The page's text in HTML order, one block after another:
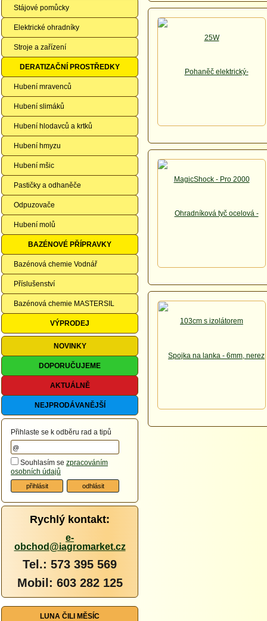
Stájové pomůcky
Elektrické ohradníky
Stroje a zařízení
DERATIZAČNÍ PROSTŘEDKY
Hubení mravenců
Hubení slimáků
Hubení hlodavců a krtků
Hubení hmyzu
Hubení mšic
Pastičky a odhaněče
Odpuzovače
Hubení molů
BAZÉNOVÉ PŘÍPRAVKY
Bazénová chemie Vodnář
Příslušenství
Bazénová chemie MASTERSIL
VÝPRODEJ
NOVINKY
DOPORUČUJEME
AKTUÁLNĚ
NEJPRODÁVANĚJŠÍ
Přihlaste se k odběru rad a tipů
Souhlasím se zpracováním
osobních údajů
Rychlý kontakt:
e-
obchod@iagromarket.cz
Tel.: 573 395 569
Mobil: 603 282 125
LUNA ČILI MĚSÍC